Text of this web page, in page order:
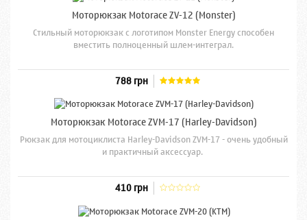
Моторюкзак Motorace ZV-12 (Monster)
Стильный моторюкзак с логотипом Monster Energy способен
вместить полноценный шлем-интеграл.
788 грн
Моторюкзак Motorace ZVM-17 (Harley-Davidson)
Рюкзак для мотоциклиста Harley-Davidson ZVM-17 - очень удобный
и практичный аксессуар.
410 грн